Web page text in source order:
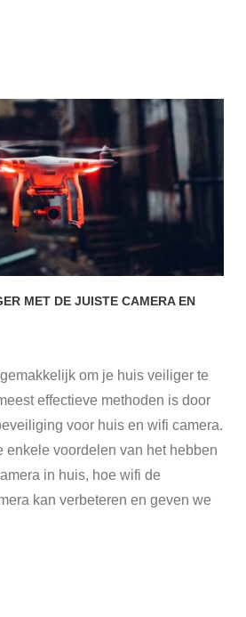
MET DE JUISTE CAMERA EN
om je huis veiliger te
effectieve methoden is door
voor huis en wifi camera.
enkele voordelen van het hebben
in huis, hoe wifi de
kan verbeteren en geven we